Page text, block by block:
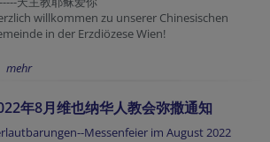
willkommen zu unserer Chinesischen
in der Erzdiözese Wien!
mehr
年8月维也纳华人教会弥撒通知
Messenfeier im August 2022